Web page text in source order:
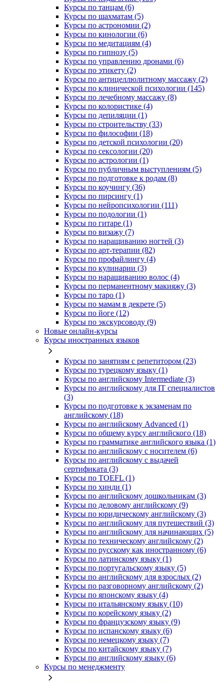
Курсы по танцам (6)
Курсы по шахматам (5)
Курсы по астрономии (2)
Курсы по кинологии (6)
Курсы по медитациям (4)
Курсы по гипнозу (5)
Курсы по управлению дронами (6)
Курсы по этикету (2)
Курсы по антицеллюлитному массажу (2)
Курсы по клинической психологии (145)
Курсы по лечебному массажу (8)
Курсы по колористике (4)
Курсы по депиляции (1)
Курсы по строительству (33)
Курсы по философии (18)
Курсы по детской психологии (20)
Курсы по сексологии (20)
Курсы по астрологии (1)
Курсы по публичным выступлениям (5)
Курсы по подготовке к родам (8)
Курсы по коучингу (36)
Курсы по пирсингу (1)
Курсы по нейропсихологии (111)
Курсы по подологии (1)
Курсы по гитаре (1)
Курсы по визажу (7)
Курсы по наращиванию ногтей (3)
Курсы по арт-терапии (82)
Курсы по профайлингу (4)
Курсы по кулинарии (3)
Курсы по наращиванию волос (4)
Курсы по перманентному макияжу (3)
Курсы по таро (1)
Курсы по мамам в декрете (5)
Курсы по йоге (12)
Курсы по экскурсоводу (9)
Новые онлайн‑курсы
Курсы иностранных языков
Курсы по занятиям с репетитором (23)
Курсы по турецкому языку (1)
Курсы по английскому Intermediate (3)
Курсы по английскому для IT специалистов
(3)
Курсы по подготовке к экзаменам по
английскому (18)
Курсы по английскому Advanced (1)
Курсы по общему курсу английского (18)
Курсы по грамматике английского языка (1)
Курсы по английскому с носителем (6)
Курсы по английскому с выдачей
сертификата (3)
Курсы по TOEFL (1)
Курсы по хинди (1)
Курсы по английскому дошкольникам (3)
Курсы по деловому английскому (9)
Курсы по юридическому английскому (3)
Курсы по английскому для путешествий (3)
Курсы по английскому для начинающих (5)
Курсы по техническому английскому (2)
Курсы по русскому как иностранному (6)
Курсы по латинскому языку (1)
Курсы по португальскому языку (5)
Курсы по английскому для взрослых (2)
Курсы по разговорному английскому (2)
Курсы по японскому языку (4)
Курсы по итальянскому языку (10)
Курсы по корейскому языку (2)
Курсы по французскому языку (9)
Курсы по испанскому языку (6)
Курсы по немецкому языку (7)
Курсы по китайскому языку (7)
Курсы по английскому языку (6)
Курсы по менеджменту